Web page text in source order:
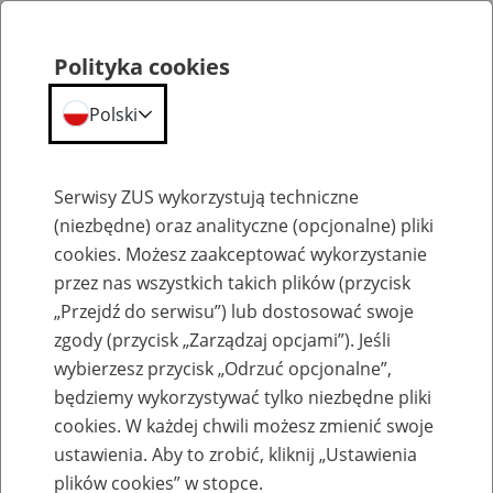
Emerytury
Baza zlikwidowanych lub
przekształconych zakładów pracy
Polityka cookies
Polski
Serwisy ZUS wykorzystują techniczne
(niezbędne) oraz analityczne (opcjonalne) pliki
cookies. Możesz zaakceptować wykorzystanie
przez nas wszystkich takich plików (przycisk
„Przejdź do serwisu”) lub dostosować swoje
zgody (przycisk „Zarządzaj opcjami”). Jeśli
wybierzesz przycisk „Odrzuć opcjonalne”,
będziemy wykorzystywać tylko niezbędne pliki
cookies. W każdej chwili możesz zmienić swoje
ustawienia. Aby to zrobić, kliknij „Ustawienia
plików cookies” w stopce.